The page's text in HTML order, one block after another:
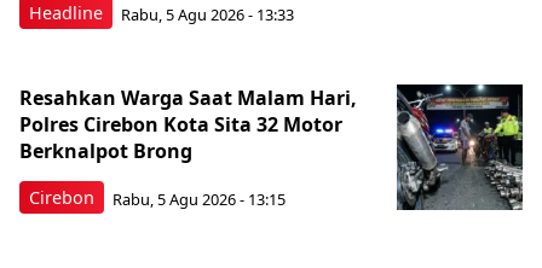
Headline Rabu, 5 Agu 2026 - 13:33
Cirebon
Resahkan Warga Saat Malam Hari,
Polres Cirebon Kota Sita 32 Motor
Berknalpot Brong
Rabu, 5 Agu 2026 - 13:15